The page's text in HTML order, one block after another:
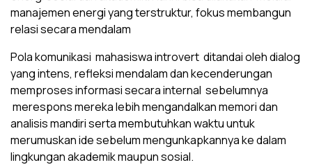
manajemen energi yang terstruktur, fokus membangun
relasi secara mendalam
Pola komunikasi mahasiswa introvert ditandai oleh dialog
yang intens, refleksi mendalam dan kecenderungan
memproses informasi secara internal sebelumnya
merespons mereka lebih mengandalkan memori dan
analisis mandiri serta membutuhkan waktu untuk
merumuskan ide sebelum mengunkapkannya ke dalam
lingkungan akademik maupun sosial.